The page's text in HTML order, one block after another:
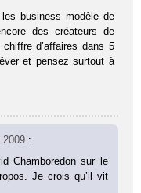
business modèle de
des créateurs de
d’affaires dans 5
et pensez surtout à
2009 :
Chamboredon sur le
Je crois qu’il vit